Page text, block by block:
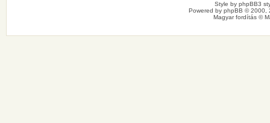
Style by phpBB3
Powered by phpBB © 2000,
Magyar fordítás ©